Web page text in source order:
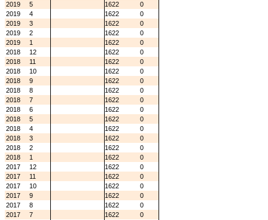
2019
5 1622
0
2019
4 1622
0
2019
3 1622
0
2019
2 1622
0
2019
1 1622
0
2018
12 1622
0
2018
11 1622
0
2018
10 1622
0
2018
9 1622
0
2018
8 1622
0
2018
7 1622
0
2018
6 1622
0
2018
5 1622
0
2018
4 1622
0
2018
3 1622
0
2018
2 1622
0
2018
1 1622
0
2017
12 1622
0
2017
11 1622
0
2017
10 1622
0
2017
9 1622
0
2017
8 1622
0
2017
7 1622
0